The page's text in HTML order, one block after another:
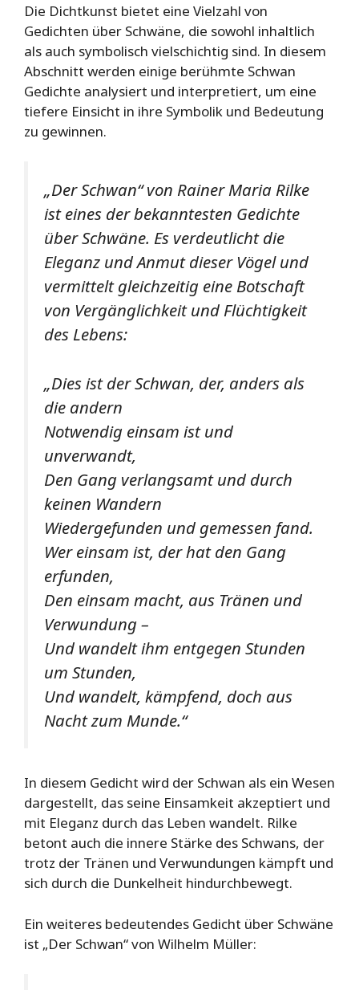
Die Dichtkunst bietet eine Vielzahl von
Gedichten über Schwäne, die sowohl inhaltlich
als auch symbolisch vielschichtig sind. In diesem
Abschnitt werden einige berühmte Schwan
Gedichte analysiert und interpretiert, um eine
tiefere Einsicht in ihre Symbolik und Bedeutung
zu gewinnen.
„Der Schwan“ von Rainer Maria Rilke
ist eines der bekanntesten Gedichte
über Schwäne. Es verdeutlicht die
Eleganz und Anmut dieser Vögel und
vermittelt gleichzeitig eine Botschaft
von Vergänglichkeit und Flüchtigkeit
des Lebens:
„Dies ist der Schwan, der, anders als
die andern
Notwendig einsam ist und
unverwandt,
Den Gang verlangsamt und durch
keinen Wandern
Wiedergefunden und gemessen fand.
Wer einsam ist, der hat den Gang
erfunden,
Den einsam macht, aus Tränen und
Verwundung –
Und wandelt ihm entgegen Stunden
um Stunden,
Und wandelt, kämpfend, doch aus
Nacht zum Munde.“
In diesem Gedicht wird der Schwan als ein Wesen
dargestellt, das seine Einsamkeit akzeptiert und
mit Eleganz durch das Leben wandelt. Rilke
betont auch die innere Stärke des Schwans, der
trotz der Tränen und Verwundungen kämpft und
sich durch die Dunkelheit hindurchbewegt.
Ein weiteres bedeutendes Gedicht über Schwäne
ist „Der Schwan“ von Wilhelm Müller: